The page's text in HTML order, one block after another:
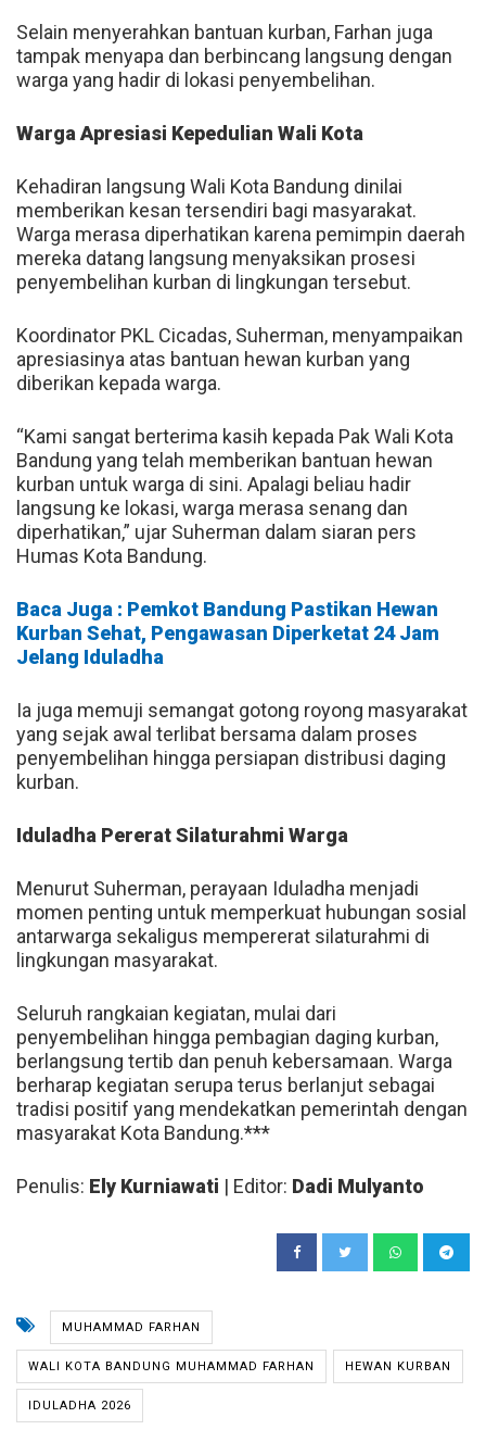
Selain menyerahkan bantuan kurban, Farhan juga
tampak menyapa dan berbincang langsung dengan
warga yang hadir di lokasi penyembelihan.
Warga Apresiasi Kepedulian Wali Kota
Kehadiran langsung Wali Kota Bandung dinilai
memberikan kesan tersendiri bagi masyarakat.
Warga merasa diperhatikan karena pemimpin daerah
mereka datang langsung menyaksikan prosesi
penyembelihan kurban di lingkungan tersebut.
Koordinator PKL Cicadas, Suherman, menyampaikan
apresiasinya atas bantuan hewan kurban yang
diberikan kepada warga.
“Kami sangat berterima kasih kepada Pak Wali Kota
Bandung yang telah memberikan bantuan hewan
kurban untuk warga di sini. Apalagi beliau hadir
langsung ke lokasi, warga merasa senang dan
diperhatikan,” ujar Suherman dalam siaran pers
Humas Kota Bandung.
Baca Juga : Pemkot Bandung Pastikan Hewan
Kurban Sehat, Pengawasan Diperketat 24 Jam
Jelang Iduladha
Ia juga memuji semangat gotong royong masyarakat
yang sejak awal terlibat bersama dalam proses
penyembelihan hingga persiapan distribusi daging
kurban.
Iduladha Pererat Silaturahmi Warga
Menurut Suherman, perayaan Iduladha menjadi
momen penting untuk memperkuat hubungan sosial
antarwarga sekaligus mempererat silaturahmi di
lingkungan masyarakat.
Seluruh rangkaian kegiatan, mulai dari
penyembelihan hingga pembagian daging kurban,
berlangsung tertib dan penuh kebersamaan. Warga
berharap kegiatan serupa terus berlanjut sebagai
tradisi positif yang mendekatkan pemerintah dengan
masyarakat Kota Bandung.***
Penulis: Ely Kurniawati | Editor: Dadi Mulyanto
MUHAMMAD FARHAN
WALI KOTA BANDUNG MUHAMMAD FARHAN HEWAN KURBAN
IDULADHA 2026